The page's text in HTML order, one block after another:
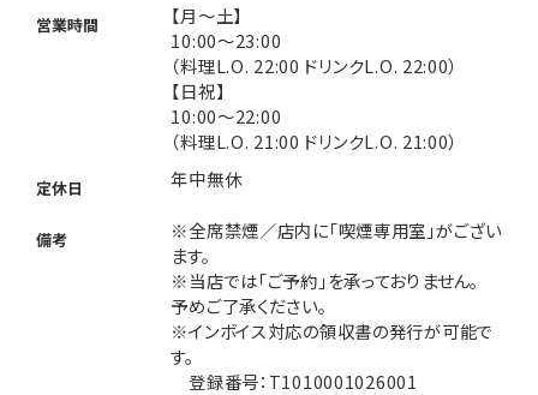
営業時間
【月～土】
10:00～23:00
（料理L.O. 22:00 ドリンクL.O. 22:00）
【日祝】
10:00～22:00
（料理L.O. 21:00 ドリンクL.O. 21:00）
定休日 年中無休
備考
※全席禁煙／店内に「喫煙専用室」がござい
ます。
※当店では「ご予約」を承っておりません。
予めご了承ください。
※インボイス対応の領収書の発行が可能で
す。
登録番号：T1010001026001